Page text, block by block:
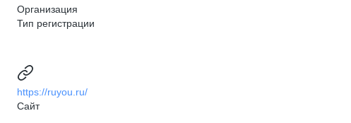
Организация
Тип регистрации
https://ruyou.ru/
Сайт